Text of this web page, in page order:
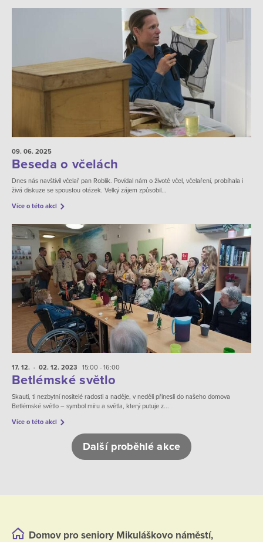
09. 06. 2025
Beseda o včelách
Dnes nás navštívil včelař pan Roblík. Povídal nám o životě včel, včelaření, probíhala i
živá diskuze se spoustou otázek. Velký zájem způsobil...
Více o této akci
17. 12. - 02. 12. 2023 15:00 - 16:00
Betlémské světlo
Skauti, ti nezbytní nositelé radosti a naděje, v neděli přinesli do našeho domova
Betlémské světlo – symbol míru a světla, který putuje z...
Více o této akci
Další proběhlé akce
Domov pro seniory Mikuláškovo náměstí,